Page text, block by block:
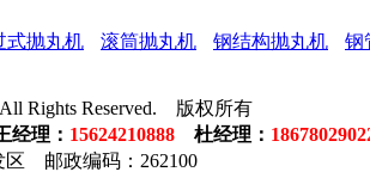
式抛丸机 滚筒抛丸机 钢结构抛丸机 钢
Rights Reserved. 版权所有
经理 ： 15624210888 杜经理 ：
区 邮政编码：262100